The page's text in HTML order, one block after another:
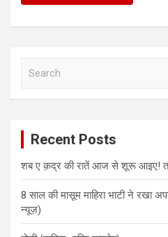
Recent Posts
शब ए क़द्र की रातें आज से शूरू आइए!
8 साल की मासूम माहिरा भाटी ने रखा
न्यूज़)